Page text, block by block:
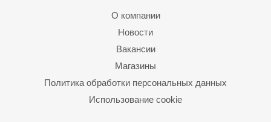
О компании
Новости
Вакансии
Магазины
Политика обработки персональных данных
Использование cookie